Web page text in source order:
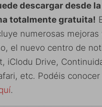
descargar desde
totalmente gratuita!
numerosas
el nuevo centro de
iClodu Drive,
etc. Podéis
.